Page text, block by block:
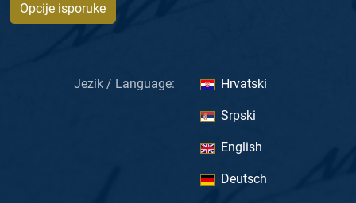
Opcije isporuke
Jezik / Language: Hrvatski
Srpski
English
Deutsch